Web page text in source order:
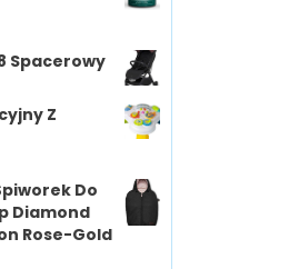
Spacerowy
Z
Do
Diamond
Rose-Gold